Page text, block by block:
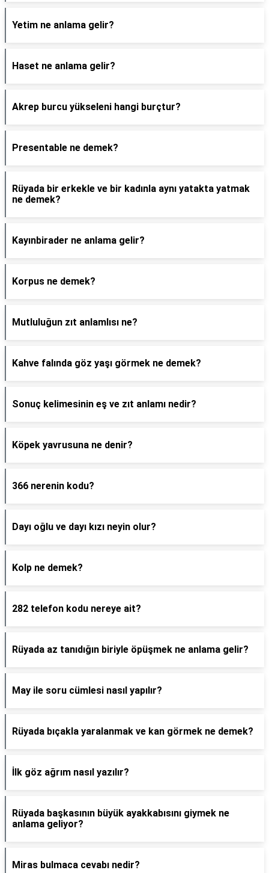
Yetim ne anlama gelir?
Haset ne anlama gelir?
Akrep burcu yükseleni hangi burçtur?
Presentable ne demek?
Rüyada bir erkekle ve bir kadınla aynı yatakta yatmak
ne demek?
Kayınbirader ne anlama gelir?
Korpus ne demek?
Mutluluğun zıt anlamlısı ne?
Kahve falında göz yaşı görmek ne demek?
Sonuç kelimesinin eş ve zıt anlamı nedir?
Köpek yavrusuna ne denir?
366 nerenin kodu?
Dayı oğlu ve dayı kızı neyin olur?
Kolp ne demek?
282 telefon kodu nereye ait?
Rüyada az tanıdığın biriyle öpüşmek ne anlama gelir?
May ile soru cümlesi nasıl yapılır?
Rüyada bıçakla yaralanmak ve kan görmek ne demek?
İlk göz ağrım nasıl yazılır?
Rüyada başkasının büyük ayakkabısını giymek ne
anlama geliyor?
Miras bulmaca cevabı nedir?